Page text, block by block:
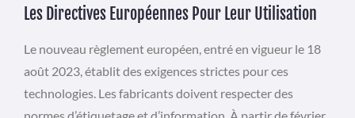
Les Directives Européennes Pour Leur Utilisation
Le nouveau règlement européen, entré en vigueur le 18
août 2023, établit des exigences strictes pour ces
technologies. Les fabricants doivent respecter des
normes d’étiquetage et d’information. À partir de février